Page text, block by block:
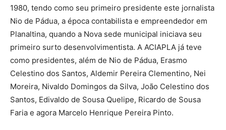
1980, tendo como seu primeiro presidente este jornalista
Nio de Pádua, a época contabilista e empreendedor em
Planaltina, quando a Nova sede municipal iniciava seu
primeiro surto desenvolvimentista. A ACIAPLA já teve
como presidentes, além de Nio de Pádua, Erasmo
Celestino dos Santos, Aldemir Pereira Clementino, Nei
Moreira, Nivaldo Domingos da Silva, João Celestino dos
Santos, Edivaldo de Sousa Quelipe, Ricardo de Sousa
Faria e agora Marcelo Henrique Pereira Pinto.